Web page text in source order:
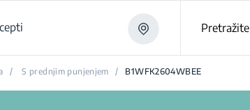
Pretražite
/ S prednjim punjenjem / B1WFK2604WBEE